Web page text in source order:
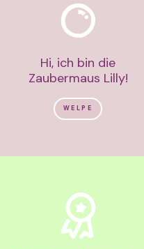
Hi, ich bin die
Zaubermaus Lilly!
WELPE